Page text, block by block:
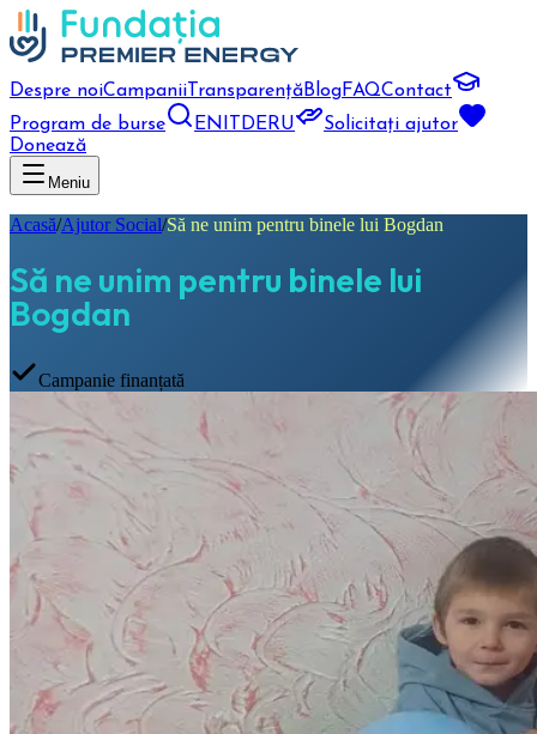
Despre noiCampanii TransparențăBlogFAQContact
Program de burse
EN DERU
Solicitați ajutor
Donează
Meniu
Acasă/Ajutor Social/Să ne unim pentru binele lui Bogdan
Să ne unim pentru binele lui
Bogdan
Campanie finanțată